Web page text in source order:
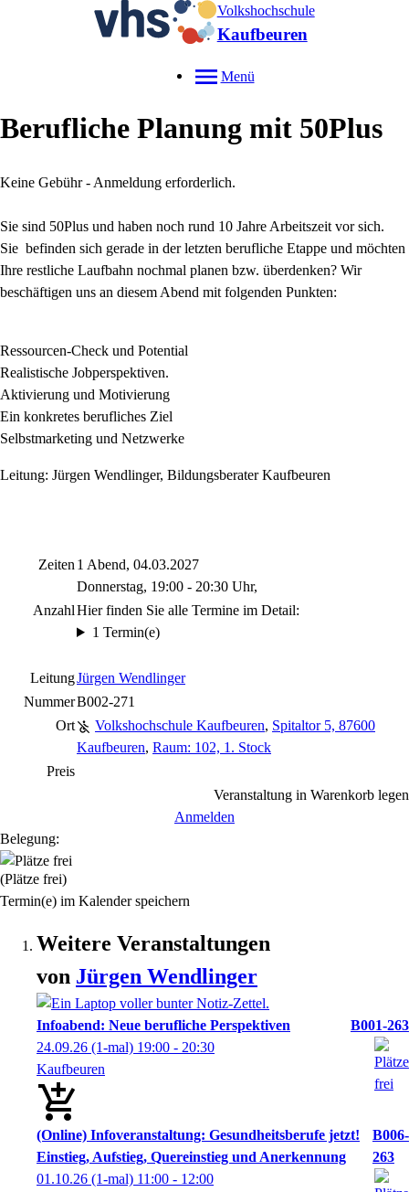
Volkshochschule
Kaufbeuren
Menü
Berufliche Planung mit 50Plus
Keine Gebühr - Anmeldung erforderlich.
Sie sind 50Plus und haben noch rund 10 Jahre Arbeitszeit vor sich.
Sie befinden sich gerade in der letzten berufliche Etappe und möchten
Ihre restliche Laufbahn nochmal planen bzw. überdenken? Wir
beschäftigen uns an diesem Abend mit folgenden Punkten:
Ressourcen-Check und Potential
Realistische Jobperspektiven.
Aktivierung und Motivierung
Ein konkretes berufliches Ziel
Selbstmarketing und Netzwerke
Leitung: Jürgen Wendlinger, Bildungsberater Kaufbeuren
Zeiten 1 Abend, 04.03.2027
Donnerstag, 19:00 - 20:30 Uhr,
AnzahlHier finden Sie alle Termine im Detail:
1 Termin(e)
LeitungJürgen Wendlinger
NummerB002-271
Ort
Volkshochschule Kaufbeuren, Spitaltor 5, 87600
Kaufbeuren, Raum: 102, 1. Stock
Preis
Veranstaltung in Warenkorb legen
Anmelden
Belegung:
(Plätze frei)
Termin(e) im Kalender speichern
Weitere Veranstaltungen
von Jürgen Wendlinger
Infoabend: Neue berufliche Perspektiven
B001-263
24.09.26 (1-mal) 19:00 - 20:30
Kaufbeuren
(Online) Infoveranstaltung: Gesundheitsberufe jetzt!
Einstieg, Aufstieg, Quereinstieg und Anerkennung
B006-
263
01.10.26 (1-mal) 11:00 - 12:00